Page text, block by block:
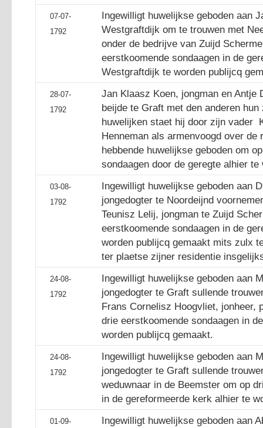
07-07-
1792
Ingewilligt huwelijkse geboden aan
Westgraftdijk om te trouwen met
onder de bedrijve van Zuijd
eerstkoomende sondaagen in de
Westgraftdijk te worden publijcq
28-07-
1792
Jan Klaasz Koen, jongman en Antje
beijde te Graft met den anderen
huwelijken staet hij door zijn vader
Henneman als armenvoogd over
hebbende huwelijkse geboden om
sondaagen door de geregte alhier
03-08-
1792
Ingewilligt huwelijkse geboden aan
jongedogter te Noordeijnd
Teunisz Lelij, jongman te Zuijd
eerstkoomende sondaagen in de
worden publijcq gemaakt mits zulx
ter plaetse zijner residentie
24-08-
1792
Ingewilligt huwelijkse geboden aan
jongedogter te Graft sullende
Frans Cornelisz Hoogvliet, jonheer,
drie eerstkoomende sondaagen in
worden publijcq gemaakt.
24-08-
1792
Ingewilligt huwelijkse geboden aan
jongedogter te Graft sullende
weduwnaar in de Beemster om op
in de gereformeerde kerk alhier te
01-09-
Ingewilligt huwelijkse geboden aan